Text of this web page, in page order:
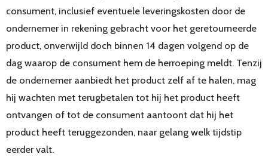
consument, inclusief eventuele leveringskosten door de
ondernemer in rekening gebracht voor het geretourneerde
product, onverwijld doch binnen 14 dagen volgend op de
dag waarop de consument hem de herroeping meldt. Tenzij
de ondernemer aanbiedt het product zelf af te halen, mag
hij wachten met terugbetalen tot hij het product heeft
ontvangen of tot de consument aantoont dat hij het
product heeft teruggezonden, naar gelang welk tijdstip
eerder valt.